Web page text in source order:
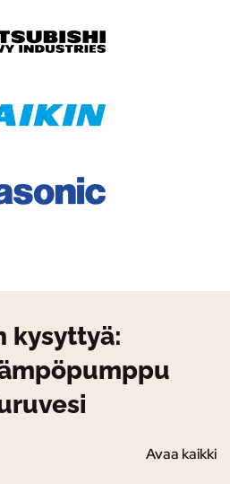
kysyttyä:
Avaa kaikki